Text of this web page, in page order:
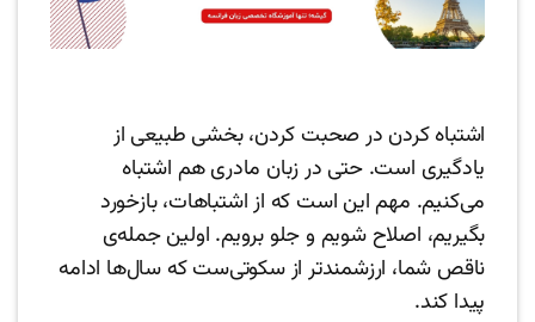
اشتباه کردن در صحبت کردن، بخشی طبیعی از
یادگیری است. حتی در زبان مادری هم اشتباه
می‌کنیم. مهم این است که از اشتباهات، بازخورد
بگیریم، اصلاح شویم و جلو برویم. اولین جمله‌ی
ناقص شما، ارزشمندتر از سکوتی‌ست که سال‌ها ادامه
پیدا کند.